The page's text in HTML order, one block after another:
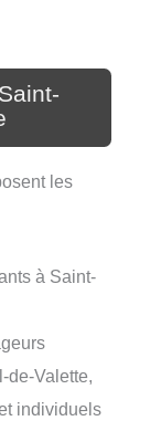
les
à Saint-
de-Valette,
individuels